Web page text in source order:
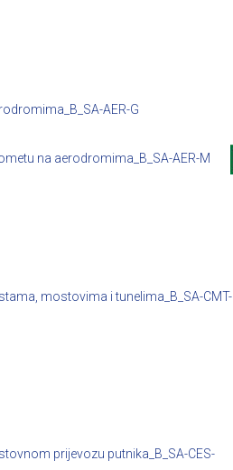
AER-G
na aerodromima_B_SA-AER-M
mostovima i tunelima_B_SA-CMT-
prijevozu putnika_B_SA-CES-